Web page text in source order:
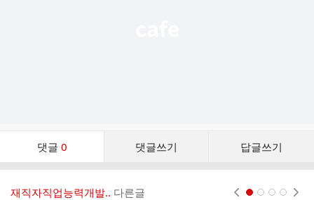
댓글 0 댓글쓰기 답글쓰기
댓
재직자직업능력개발.. 다른글